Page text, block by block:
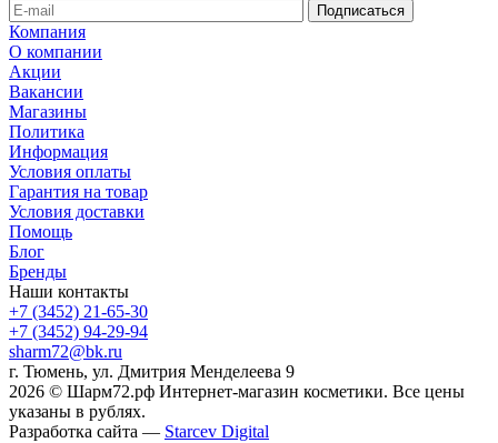
Компания
О компании
Акции
Вакансии
Магазины
Политика
Информация
Условия оплаты
Гарантия на товар
Условия доставки
Помощь
Блог
Бренды
Наши контакты
+7 (3452) 21-65-30
+7 (3452) 94-29-94
sharm72@bk.ru
г. Тюмень, ул. Дмитрия Менделеева 9
2026 © Шарм72.рф Интернет-магазин косметики. Все цены
указаны в рублях.
Разработка сайта — Starcev Digital